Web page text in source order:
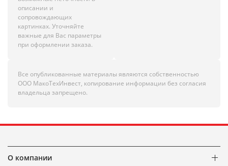
описании и
сопровождающих
картинках. Уточняйте
важные для Вас параметры
при оформлении заказа.
Все опубликованные материалы являются собственностью
ООО МакоТехИнвест, копирование информации без согласия
владельца запрещено.
О компании